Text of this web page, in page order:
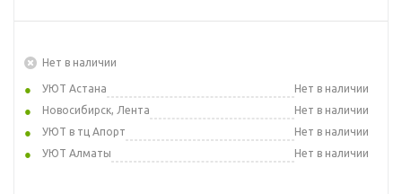
Нет в наличии
УЮТ Астана
Нет в наличии
Новосибирск, Лента
Нет в наличии
УЮТ в тц Апорт
Нет в наличии
УЮТ Алматы
Нет в наличии